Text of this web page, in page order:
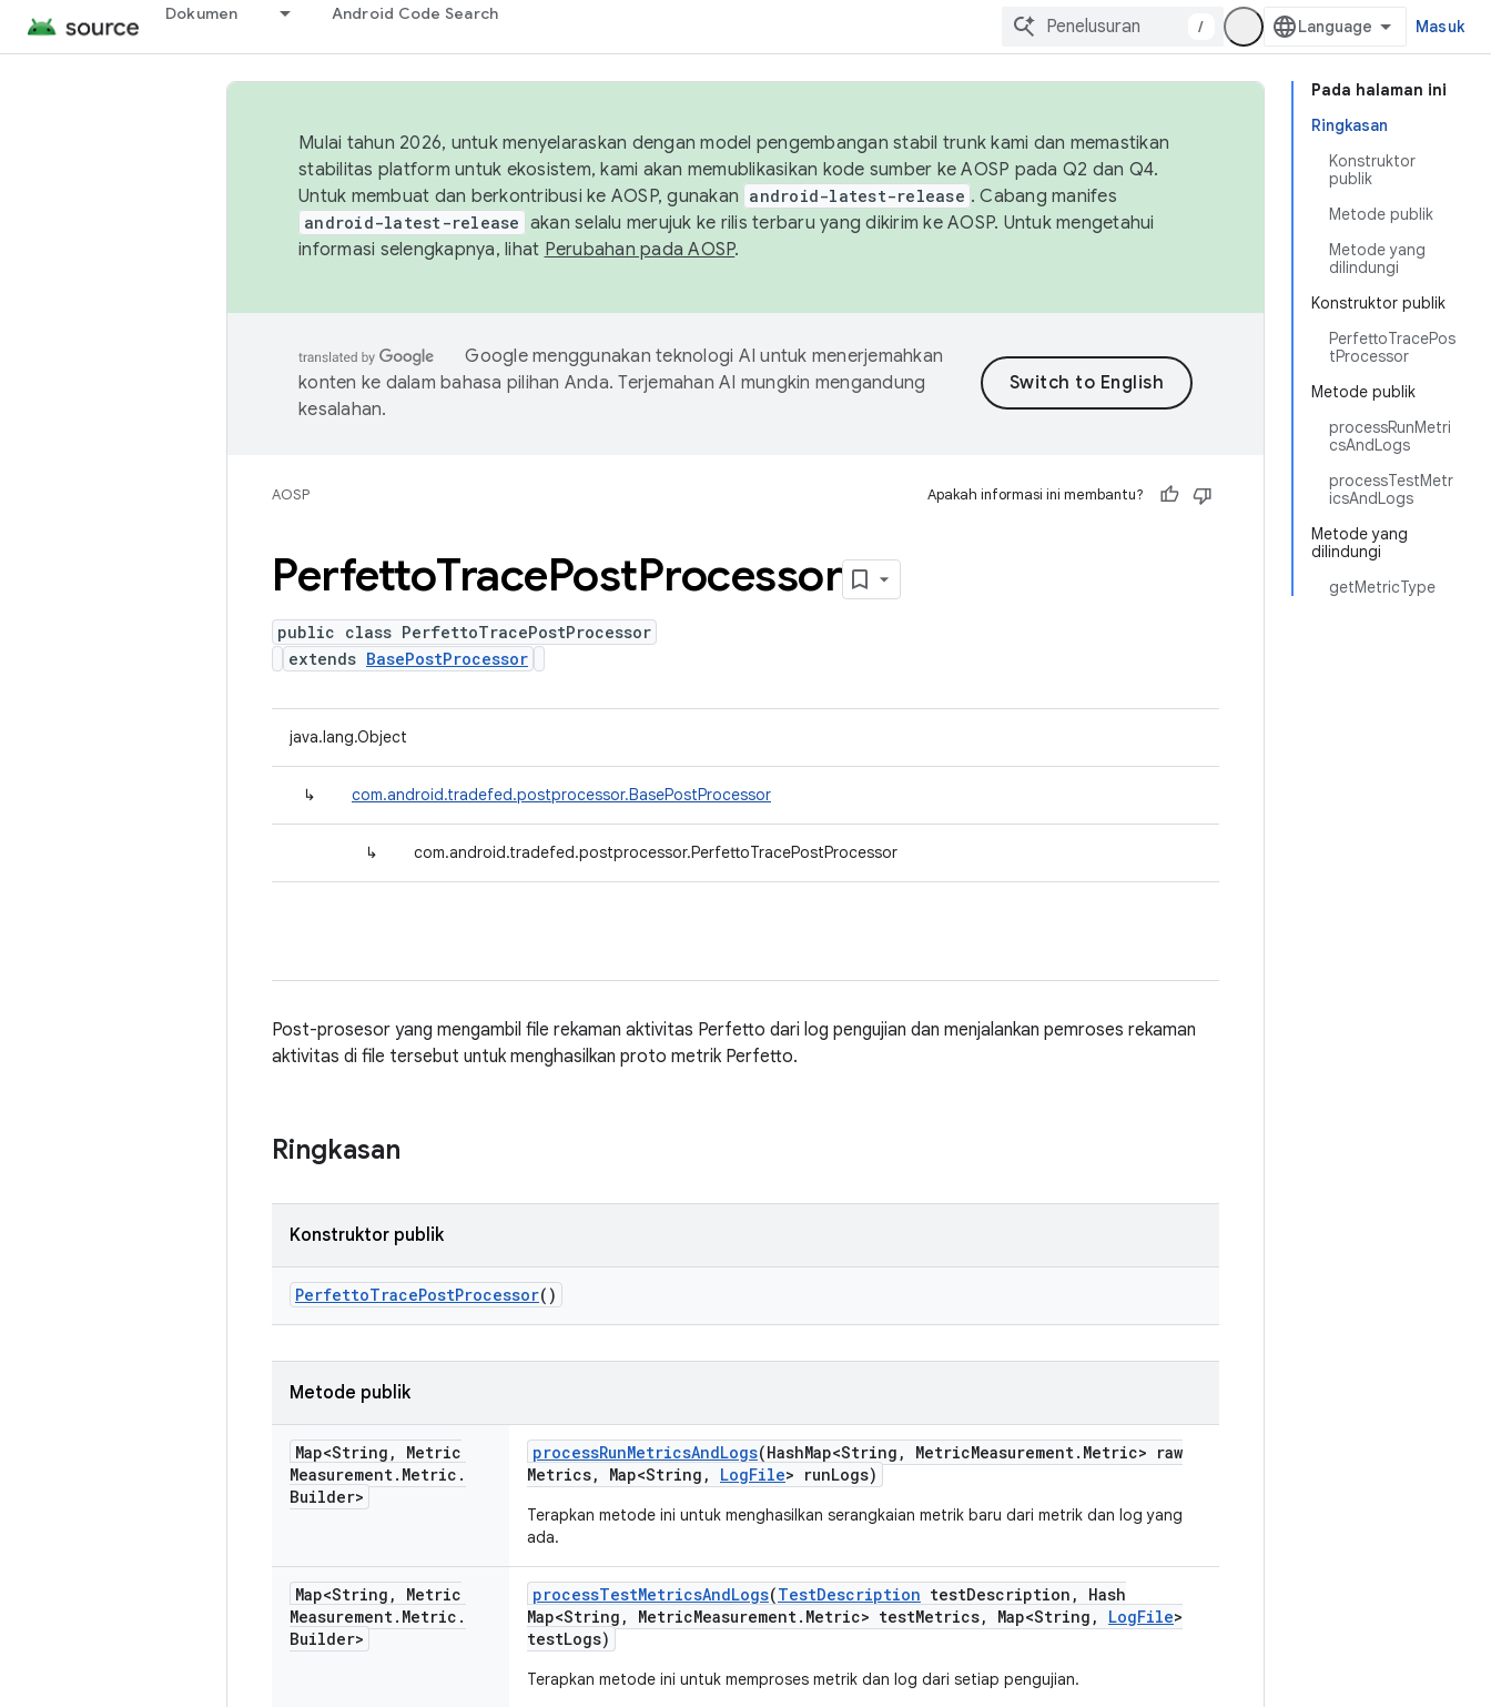
Dokumen Android Code Search
/ Masuk
Pada halaman ini
Ringkasan
Konstruktor
publik
Metode publik
Metode yang
dilindungi
Konstruktor publik
PerfettoTracePos
tProcessor
Metode publik
processRunMetri
csAndLogs
processTestMetr
icsAndLogs
Metode yang
dilindungi
getMetricType
Mulai tahun 2026, untuk menyelaraskan dengan model pengembangan stabil trunk kami dan memastikan
stabilitas platform untuk ekosistem, kami akan memublikasikan kode sumber ke AOSP pada Q2 dan Q4.
Untuk membuat dan berkontribusi ke AOSP, gunakan android-latest-release . Cabang manifes
android-latest-release akan selalu merujuk ke rilis terbaru yang dikirim ke AOSP. Untuk mengetahui
informasi selengkapnya, lihat Perubahan pada AOSP.
Google menggunakan teknologi AI untuk menerjemahkan
konten ke dalam bahasa pilihan Anda. Terjemahan AI mungkin mengandung
kesalahan.
AOSP Apakah informasi ini membantu?
PerfettoTracePostProcessor
public class PerfettoTracePostProcessor
extends BasePostProcessor
java.lang.Object
↳ com.android.tradefed.postprocessor.BasePostProcessor
↳ com.android.tradefed.postprocessor.PerfettoTracePostProcessor
Post-prosesor yang mengambil file rekaman aktivitas Perfetto dari log pengujian dan menjalankan pemroses rekaman
aktivitas di file tersebut untuk menghasilkan proto metrik Perfetto.
Ringkasan
Konstruktor publik
PerfettoTracePostProcessor()
Metode publik
Map<String ,
Metric
Measurement. Metric .
Builder>
processRunMetricsAndLogs(HashMap<String , MetricMeasurement. Metric> raw
Metrics, Map<String , LogFile> runLogs)
Terapkan metode ini untuk menghasilkan serangkaian metrik baru dari metrik dan log yang
ada.
Map<String ,
Metric
Measurement. Metric .
Builder>
processTestMetricsAndLogs(TestDescription testDescription ,
Hash
Map<String , MetricMeasurement. Metric> testMetrics, Map<String , LogFile>
testLogs)
Terapkan metode ini untuk memproses metrik dan log dari setiap pengujian.